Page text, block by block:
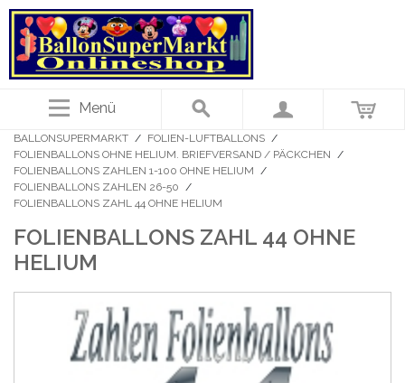
Menü
BALLONSUPERMARKT / FOLIEN-LUFTBALLONS /
FOLIENBALLONS OHNE HELIUM. BRIEFVERSAND / PÄCKCHEN /
FOLIENBALLONS ZAHLEN 1-100 OHNE HELIUM /
FOLIENBALLONS ZAHLEN 26-50 /
FOLIENBALLONS ZAHL 44 OHNE HELIUM
FOLIENBALLONS ZAHL 44 OHNE
HELIUM